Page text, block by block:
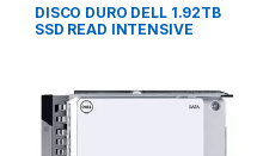
Estado Solido (SSD)
DISCO DURO DELL 1.92TB
SSD READ INTENSIVE
1.92TB – SATA (SATA/600) –
3.5″ Carrier – Lectura
intensiva – Servidor
Dispositivo compatible